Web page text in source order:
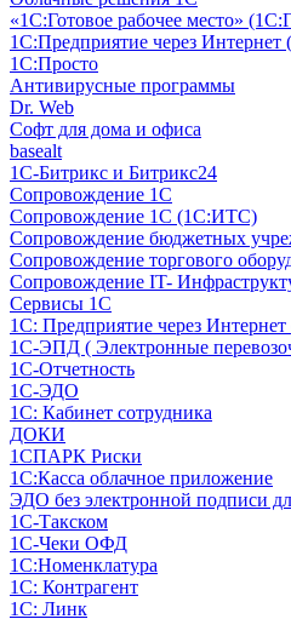
«1C:Готовое рабочее место»
1С:Предприятие через
1С:Просто
Антивирусные программы
Dr. Web
Софт для дома и офиса
basealt
1С-Битрикс и Битрикс24
Сопровождение 1С
Сопровождение 1С (1С:ИТС)
Сопровождение бюджетных
Сопровождение торгового
Сопровождение IT-
Сервисы 1С
1С: Предприятие через
1С-ЭПД ( Электронные
1С-Отчетность
1С-ЭДО
1С: Кабинет сотрудника
ДОКИ
1СПАРК Риски
1С:Касса облачное приложение
ЭДО без электронной подписи
1С-Такском
1С-Чеки ОФД
1С:Номенклатура
1С: Контрагент
1С: Линк